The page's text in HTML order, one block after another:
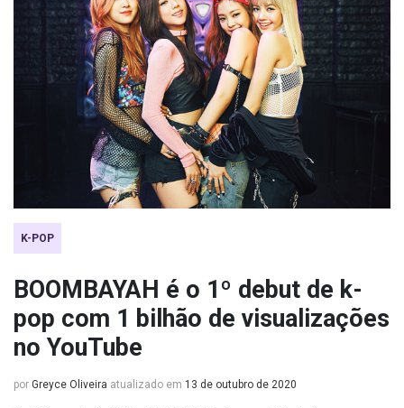
K-POP
BOOMBAYAH é o 1º debut de k-
pop com 1 bilhão de visualizações
no YouTube
por Greyce Oliveira atualizado em 13 de outubro de 2020